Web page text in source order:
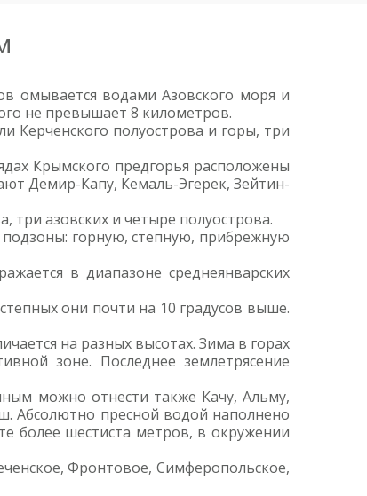
омывается водами Азовского моря и
не превышает 8 километров.
Керченского полуострова и горы, три
Крымского предгорья расположены
Демир-Капу, Кемаль-Эгерек, Зейтин-
три азовских и четыре полуострова.
подзоны: горную, степную, прибрежную
в диапазоне среднеянварских
они почти на 10 градусов выше.
на разных высотах. Зима в горах
зоне. Последнее землетрясение
можно отнести также Качу, Альму,
Абсолютно пресной водой наполнено
более шестиста метров, в окружении
Фронтовое, Симферопольское,